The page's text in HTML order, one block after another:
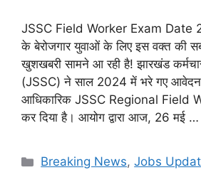
JSSC Field Worker Exam Date
के बेरोजगार युवाओं के लिए इस वक्त की
खुशखबरी सामने आ रही है! झारखंड
(JSSC) ने साल 2024 में भरे गए आवेदन
आधिकारिक JSSC Regional Field
कर दिया है। आयोग द्वारा आज, 26 मई …
Categories
Breaking News,Jobs